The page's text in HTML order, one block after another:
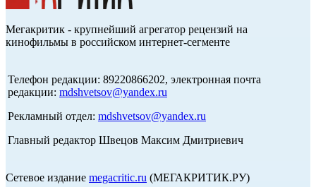
Мегакритик - крупнейший агрегатор рецензий на
кинофильмы в российском интернет-сегменте
Телефон редакции: 89220866202, электронная почта
редакции: mdshvetsov@yandex.ru
Рекламный отдел: mdshvetsov@yandex.ru
Главный редактор Швецов Максим Дмитриевич
Сетевое издание megacritic.ru (МЕГАКРИТИК.РУ)